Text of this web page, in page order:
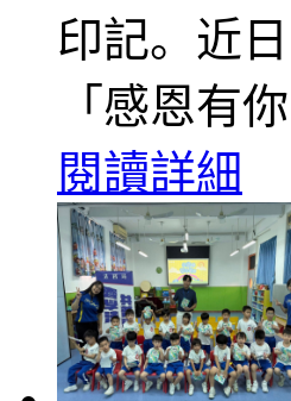
印記。近
「感恩有
閱讀詳細